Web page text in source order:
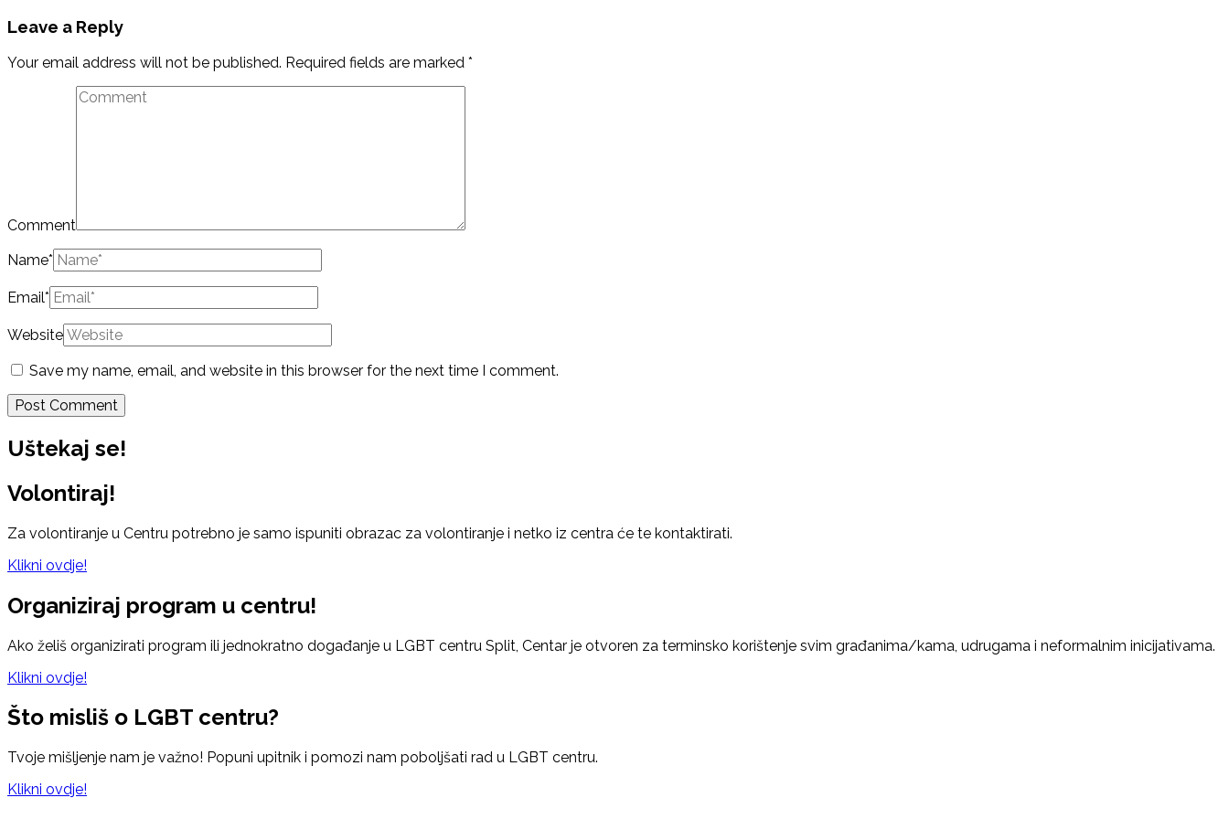
Leave a Reply
Your email address will not be published. Required fields are marked *
Comment
Name*
Email*
Website
Save my name, email, and website in this browser for the next time I comment.
Uštekaj se!
Volontiraj!
Za volontiranje u Centru potrebno je samo ispuniti obrazac za volontiranje i netko iz centra će te kontaktirati.
Klikni ovdje!
Organiziraj program u centru!
Ako želiš organizirati program ili jednokratno događanje u LGBT centru Split, Centar je otvoren za terminsko korištenje svim građanima/kama, udrugama i neformalnim inicijativama.
Klikni ovdje!
Što misliš o LGBT centru?
Tvoje mišljenje nam je važno! Popuni upitnik i pomozi nam poboljšati rad u LGBT centru.
Klikni ovdje!